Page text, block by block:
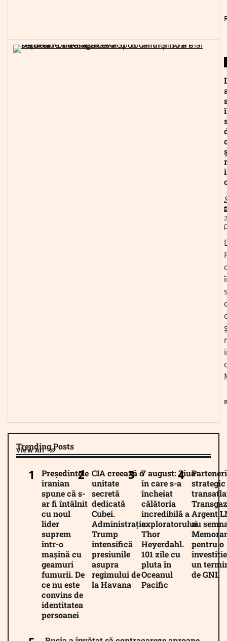
Trending Posts
View All
Președintele
iranian
spune că s-
ar fi întâlnit
cu noul
lider
suprem
într-o
mașină cu
geamuri
fumurii. De
ce nu este
convins de
identitatea
persoanei
CIA creează o
unitate
secretă
dedicată
Cubei.
Administrația
Trump
intensifică
presiunile
asupra
regimului de
la Havana
7 august: Ziua
în care s-a
încheiat
călătoria
incredibilă a
exploratorului
Thor
Heyerdahl.
101 zile cu
pluta în
Oceanul
Pacific
strategic
Argent
au
pentru o
un
de GNL